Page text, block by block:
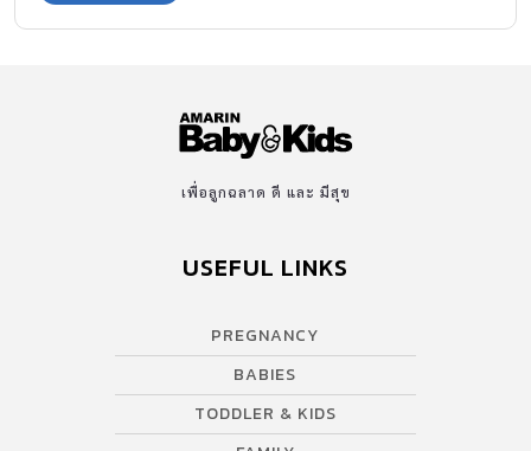
เพื่อลูกฉลาด ดี และ มีสุข
USEFUL LINKS
PREGNANCY
BABIES
TODDLER & KIDS